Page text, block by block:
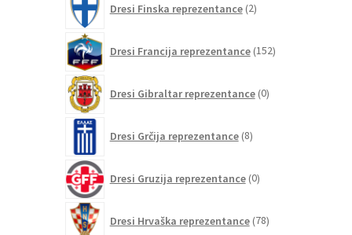
Dresi Finska reprezentance 2izdelka
Dresi Francija reprezentance 152izdelkov
Dresi Gibraltar reprezentance 0izdelkov
Dresi Grčija reprezentance 8izdelkov
Dresi Gruzija reprezentance 0izdelkov
Dresi Hrvaška reprezentance 78izdelkov